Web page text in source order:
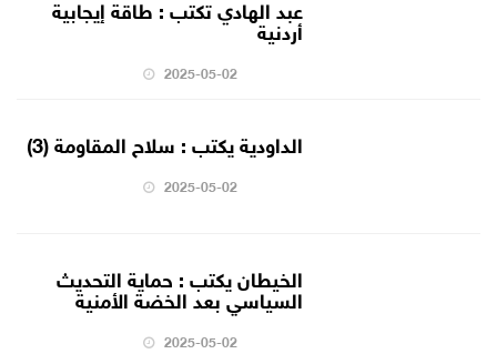
عبد الهادي تكتب : طاقة إيجابية
أردنية
2025-05-02
الداودية يكتب : سلاح المقاومة (3)
2025-05-02
الخيطان يكتب : حماية التحديث
السياسي بعد الخضة الأمنية
2025-05-02